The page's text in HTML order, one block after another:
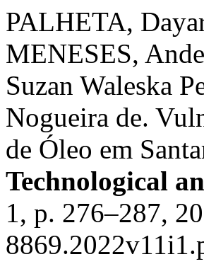
PALHETA,
MENESES,
Suzan Waleska
Nogueira de.
de Óleo em
Technological
1, p. 276–287,